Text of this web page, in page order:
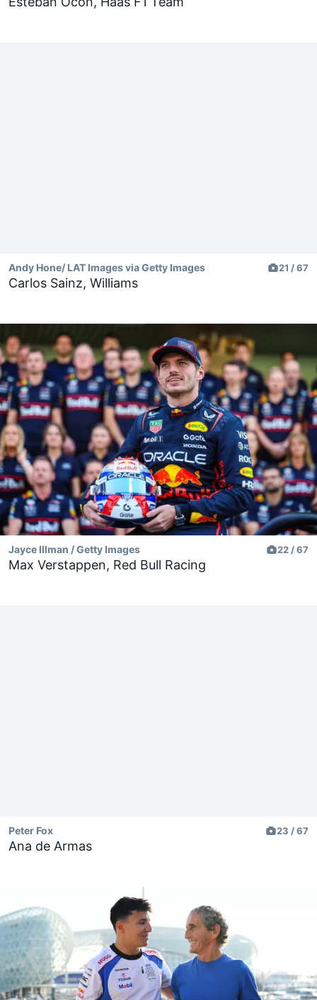
Andy Hone/ LAT Images via Getty Images 21 / 67
Carlos Sainz, Williams
Jayce Illman / Getty Images 22 / 67
Max Verstappen, Red Bull Racing
Peter Fox 23 / 67
Ana de Armas